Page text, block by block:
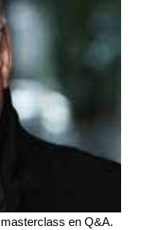
en Q&A.